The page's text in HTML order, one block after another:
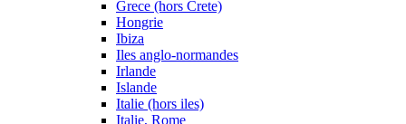
Grece (hors Crete)
Hongrie
Ibiza
Iles anglo-normandes
Irlande
Islande
Italie (hors iles)
Italie, Rome